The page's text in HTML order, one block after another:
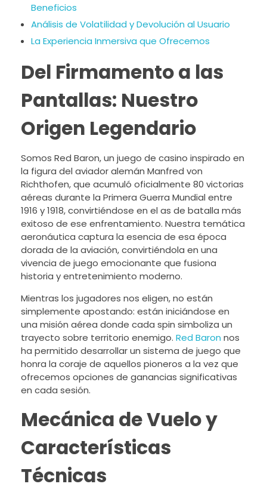
Beneficios
Análisis de Volatilidad y Devolución al Usuario
La Experiencia Inmersiva que Ofrecemos
Del Firmamento a las
Pantallas: Nuestro
Origen Legendario
Somos Red Baron, un juego de casino inspirado en
la figura del aviador alemán Manfred von
Richthofen, que acumuló oficialmente 80 victorias
aéreas durante la Primera Guerra Mundial entre
1916 y 1918, convirtiéndose en el as de batalla más
exitoso de ese enfrentamiento. Nuestra temática
aeronáutica captura la esencia de esa época
dorada de la aviación, convirtiéndola en una
vivencia de juego emocionante que fusiona
historia y entretenimiento moderno.
Mientras los jugadores nos eligen, no están
simplemente apostando: están iniciándose en
una misión aérea donde cada spin simboliza un
trayecto sobre territorio enemigo. Red Baron nos
ha permitido desarrollar un sistema de juego que
honra la coraje de aquellos pioneros a la vez que
ofrecemos opciones de ganancias significativas
en cada sesión.
Mecánica de Vuelo y
Características
Técnicas